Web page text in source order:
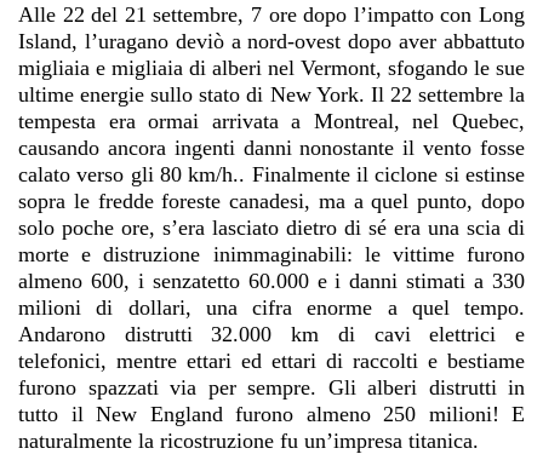
Alle 22 del 21 settembre, 7 ore dopo l’impatto con Long
Island, l’uragano deviò a nord-ovest dopo aver abbattuto
migliaia e migliaia di alberi nel Vermont, sfogando le sue
ultime energie sullo stato di New York. Il 22 settembre la
tempesta era ormai arrivata a Montreal, nel Quebec,
causando ancora ingenti danni nonostante il vento fosse
calato verso gli 80 km/h.. Finalmente il ciclone si estinse
sopra le fredde foreste canadesi, ma a quel punto, dopo
solo poche ore, s’era lasciato dietro di sé era una scia di
morte e distruzione inimmaginabili: le vittime furono
almeno 600, i senzatetto 60.000 e i danni stimati a 330
milioni di dollari, una cifra enorme a quel tempo.
Andarono distrutti 32.000 km di cavi elettrici e
telefonici, mentre ettari ed ettari di raccolti e bestiame
furono spazzati via per sempre. Gli alberi distrutti in
tutto il New England furono almeno 250 milioni! E
naturalmente la ricostruzione fu un’impresa titanica.